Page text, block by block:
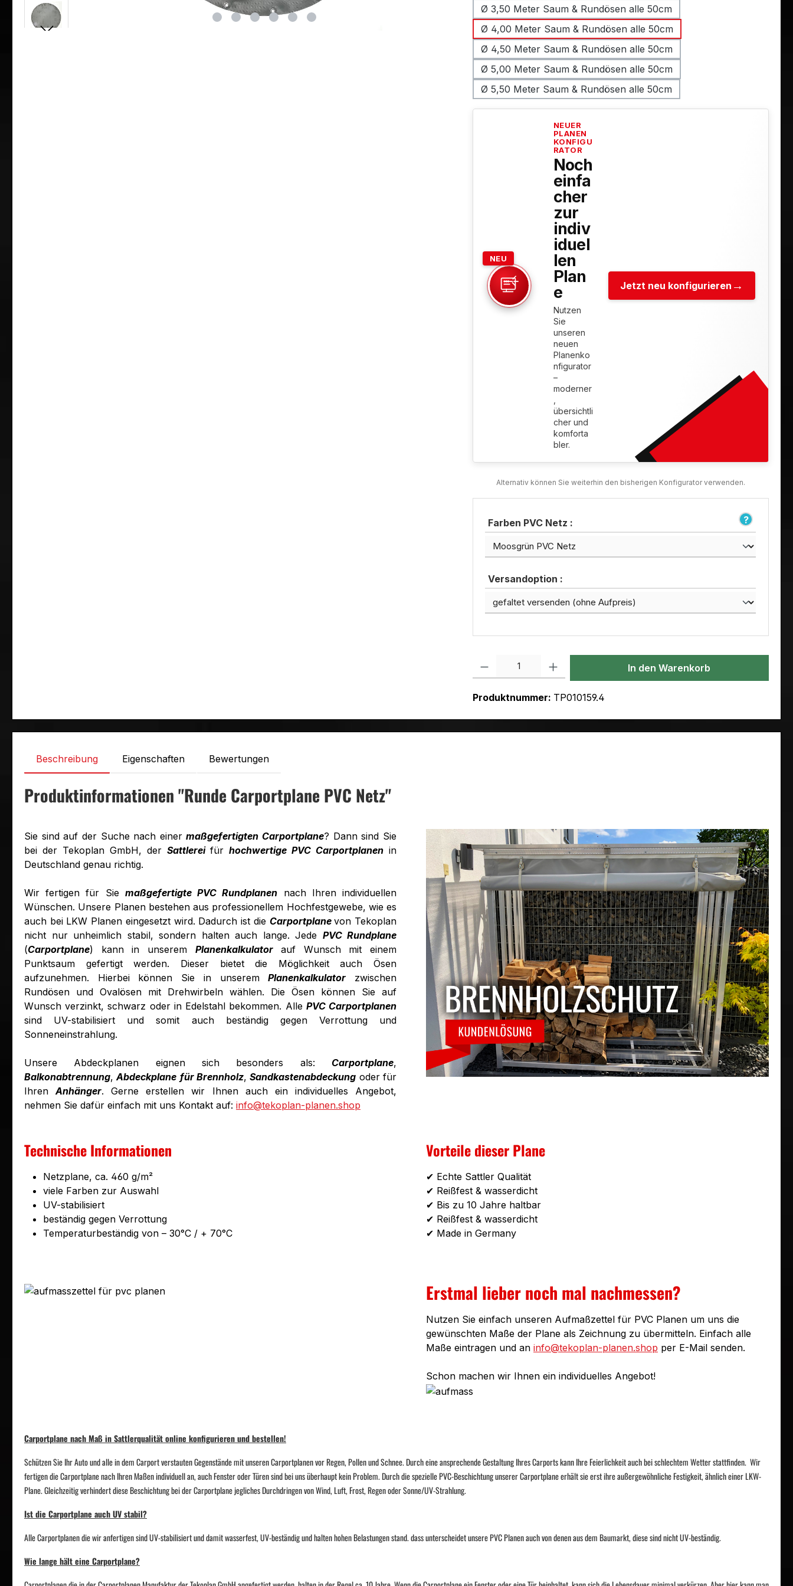
Ø 3,50 Meter Saum & Rundösen alle 50cm
Ø 4,00 Meter Saum & Rundösen alle 50cm
Ø 4,50 Meter Saum & Rundösen alle 50cm
Ø 5,00 Meter Saum & Rundösen alle 50cm
Ø 5,50 Meter Saum & Rundösen alle 50cm
NEU
NEUER
PLANEN
KONFIGU
RATOR
Noch
einfa
cher
zur
indiv
iduel
len
Plan
e
Nutzen
Sie
unseren
neuen
Planenko
nfigurator
–
moderner
übersichtli
cher und
komforta
bler.
Jetzt neu konfigurieren
Farben PVC Netz :
Versandoption :
Produkt Anzahl: Gib den gewünschten Wert ein oder benutze die Schaltflächen
In den Warenkorb
Produktnummer: TP010159.4
Beschreibung Eigenschaften Bewertungen
Produktinformationen "Runde Carportplane PVC Netz"
Sie sind auf der Suche nach einermaßgefertigten Carportplane? Dann sind Sie
bei der Tekoplan GmbH, der Sattlereifürhochwertige PVC Carportplanen in
Deutschland genau richtig.
Wir fertigen für Sie maßgefertigte PVC Rundplanen nach Ihren individuellen
Wünschen. Unsere Planen bestehen aus professionellem Hochfestgewebe, wie es
auch bei LKW Planen eingesetzt wird. Dadurch ist die Carportplanevon Tekoplan
nicht nur unheimlich stabil, sondern halten auch lange. Jede PVC Rundplane
(Carportplane) kann in unserem Planenkalkulatorauf Wunsch mit einem
Punktsaum gefertigt werden. Dieser bietet die Möglichkeit auch Ösen
aufzunehmen. Hierbei können Sie in unseremPlanenkalkulator zwischen
Rundösen und Ovalösen mit Drehwirbeln wählen. Die Ösen können Sie auf
Wunsch verzinkt, schwarz oder in Edelstahl bekommen. Alle PVC Carportplanen
sind UV-stabilisiert und somit auch beständig gegen Verrottung und
Sonneneinstrahlung.
Unsere Abdeckplanen eignen sich besonders als: Carportplane,
Balkonabtrennung,Abdeckplane für Brennholz,Sandkastenabdeckung oder für
IhrenAnhänger. Gerne erstellen wir Ihnen auch ein individuelles Angebot,
nehmen Sie dafür einfach mit uns Kontakt auf: info@tekoplan-planen.shop
Technische Informationen
Netzplane, ca. 460 g/m²
viele Farben zur Auswahl
UV-stabilisiert
beständig gegen Verrottung
Temperaturbeständig von – 30°C / + 70°C
Vorteile dieser Plane
✔ Echte Sattler Qualität
✔ Reißfest & wasserdicht
✔ Bis zu 10 Jahre haltbar
✔ Reißfest & wasserdicht
✔ Made in Germany
Erstmal lieber noch mal nachmessen?
Nutzen Sie einfach unseren Aufmaßzettel für PVC Planen um uns die
gewünschten Maße der Plane als Zeichnung zu übermitteln. Einfach alle
Maße eintragen und an info@tekoplan-planen.shop per E-Mail senden.
Schon machen wir Ihnen ein individuelles Angebot!
Carportplane nach Maß in Sattlerqualität online konfigurieren und bestellen!
Schützen Sie Ihr Auto und alle in dem Carport verstauten Gegenstände mit unseren Carportplanen vor Regen, Pollen und Schnee. Durch eine ansprechende Gestaltung Ihres Carports kann Ihre Feierlichkeit auch bei schlechtem Wetter stattfinden. Wir
fertigen die Carportplane nach Ihren Maßen individuell an, auch Fenster oder Türen sind bei uns überhaupt kein Problem. Durch die spezielle PVC-Beschichtung unserer Carportplane erhält sie erst ihre außergewöhnliche Festigkeit, ähnlich einer LKW-
Plane. Gleichzeitig verhindert diese Beschichtung bei der Carportplane jegliches Durchdringen von Wind, Luft, Frost, Regen oder Sonne/UV-Strahlung.
Ist die Carportplane auch UV stabil?
Alle Carportplanen die wir anfertigen sind UV-stabilisiert und damit wasserfest, UV-beständig und halten hohen Belastungen stand. dass unterscheidet unsere PVC Planen auch von denen aus dem Baumarkt, diese sind nicht UV-beständig.
Wie lange hält eine Carportplane?